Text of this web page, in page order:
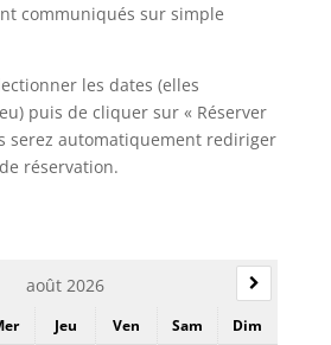
communiqués sur simple
les dates (elles
puis de cliquer sur « Réserver
serez automatiquement rediriger
réservation.
août 2026
Jeu Ven Sam Dim